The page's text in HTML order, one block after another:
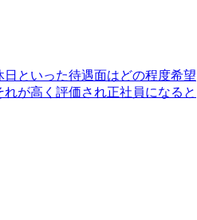
といった待遇面はどの程度希望
が高く評価され正社員になると